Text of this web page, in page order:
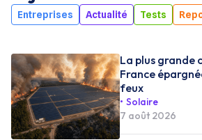
Entreprises Actualité Tests
La plus grande
France
feux
Solaire
7 août 2026